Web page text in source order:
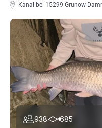
Kanal bei 15299 Grunow-
938 685